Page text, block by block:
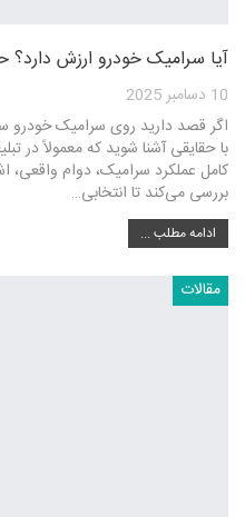
آیا سرامیک خودرو ارزش دارد؟
10 دسامبر 2025
اگر قصد دارید روی سرامیک خودرو
با حقایقی آشنا شوید که معمولاً در
کامل عملکرد سرامیک، دوام واقعی،
بررسی می‌کند تا انتخابی…
ادامه مطلب ...
مقالات